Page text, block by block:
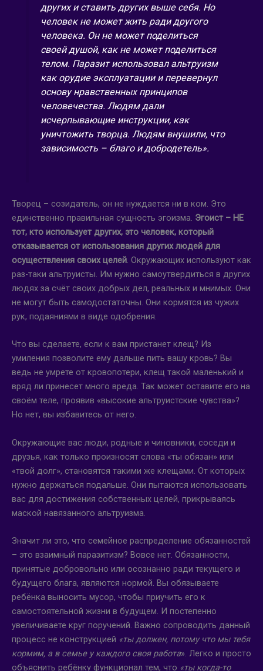
других и ставить других выше себя. Но
человек не может жить ради другого
человека. Он не может поделиться
своей душой, как не может поделиться
телом. Паразит использовал альтруизм
как орудие эксплуатации и перевернул
основу нравственных принципов
человечества. Людям дали
исчерпывающие инструкции, как
уничтожить творца. Людям внушили, что
зависимость – благо и добродетель».
Творец – созидатель, он не нуждается ни в ком. Это
единственно правильная сущность эгоизма. Эгоист – НЕ
тот, кто использует других, это человек, который
отказывается от использования других людей для
осуществления своих целей. Окружающих используют как
раз-таки альтруисты. Им нужно самоутвердиться в других
людях за счёт своих добрых дел, реальных и мнимых. Они
не могут быть самодостаточны. Они кормятся из чужих
рук, подаяниями в виде одобрения.
Что вы сделаете, если к вам пристанет клещ? Из
умиления позволите ему дальше пить вашу кровь? Вы
ведь не умрете от кровопотери, клещ такой маленький и
вряд ли принесет много вреда. Так может оставите его на
своём теле, проявив «высокие альтруистские чувства»?
Но нет, вы избавитесь от него.
Окружающие вас люди, родные и чиновники, соседи и
друзья, как только произносят слова «ты обязан» или
«твой долг», становятся такими же клещами. От которых
нужно держаться подальше. Они пытаются использовать
вас для достижения собственных целей, прикрываясь
маской навязанного альтруизма.
Значит ли это, что семейное распределение обязанностей
– это взаимный паразитизм? Вовсе нет. Обязанности,
принятые добровольно или осознанно ради текущего и
будущего блага, являются нормой. Вы обязываете
ребёнка выносить мусор, чтобы приучить его к
самостоятельной жизни в будущем. И постепенно
увеличиваете круг поручений. Важно сопроводить данный
процесс не конструкцией «ты должен, потому что мы тебя
кормим, а в семье у каждого своя работа». Легко и просто
объяснить ребёнку функционал тем, что «ты когда-то